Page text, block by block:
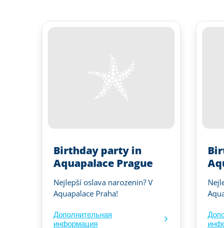
Birthday party in
Aquapalace Prague
Nejlepší oslava narozenin? V
Aquapalace Praha!
Дополнительная
информация